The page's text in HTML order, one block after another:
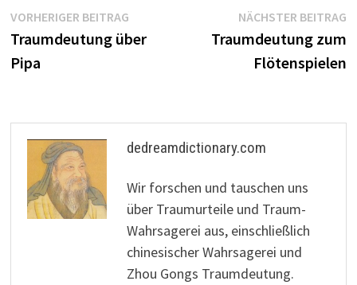
Beitragsnavigation
VORHERIGER BEITRAGVorheriger
Beitrag:
Traumdeutung über
Pipa
NÄCHSTER BEITRAG
Traumdeutung zum
Flötenspielen
dedreamdictionary.com
Wir forschen und tauschen uns
über Traumurteile und Traum-
Wahrsagerei aus, einschließlich
chinesischer Wahrsagerei und
Zhou Gongs Traumdeutung.